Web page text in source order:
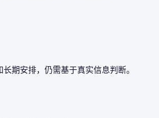
期安排，仍需基于真实信息判断。